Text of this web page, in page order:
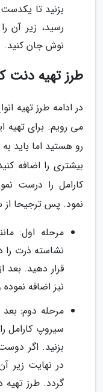
بزنید تا
رسید، زیر آن
نوش جان کنید.
طرز تهیه دنت
در ادامه طرز تهیه
می رویم. برای تهیه
رو هستید اما باید
بیشتری را اضافه
کارامل را درست
نمود. پس ترجیحا از
مرحله اول:
نشاسته ذرت
قرار دهید. بعد
نیز اضافه
مرحله دوم:
سیروپ کارامل
بزنید. اگر
در نهایت زیر
گردد. طرز